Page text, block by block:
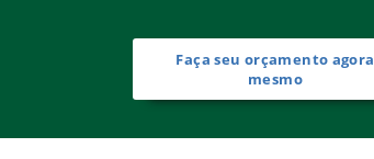
Faça seu orçamento agora
mesmo